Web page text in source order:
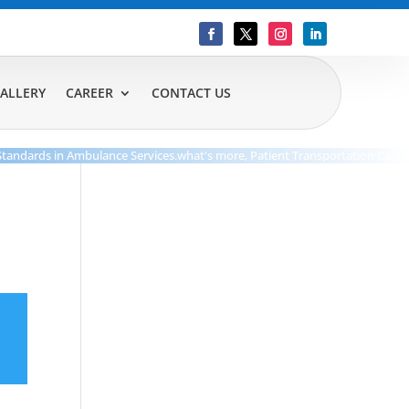
CAREER CONTACT US
in Ambulance Services.what's more, Patient Transportation